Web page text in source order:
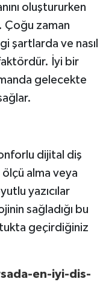
oluştururken
Çoğu zaman
şartlarda ve nasıl
İyi bir
gelecekte
dijital diş
ölçü alma veya
yazıcılar
sağladığı bu
geçirdiğiniz
en-iyi-dis-